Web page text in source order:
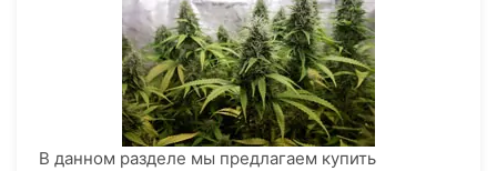
В данном разделе мы предлагаем купить